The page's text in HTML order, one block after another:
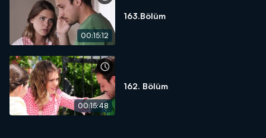
00:15:12
163.Bölüm
00:15:48
162. Bölüm